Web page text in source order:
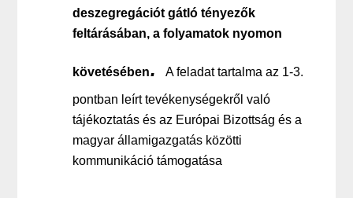
deszegregációt gátló tényezők
feltárásában, a folyamatok nyomon
követésében.A feladat tartalma az 1-3.
pontban leírt tevékenységekről való
tájékoztatás és az Európai Bizottság és a
magyar államigazgatás közötti
kommunikáció támogatása